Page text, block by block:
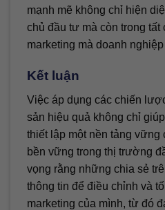
mạnh mẽ không chỉ hiện
chủ đầu tư mà còn trong tất
marketing mà doanh
Kết luận
Việc áp dụng các chiến
sản hiệu quả không chỉ
thiết lập một nền tảng vững
bền vững trong thị trường
vọng rằng những chia sẻ
thông tin để điều chỉnh và
marketing của mình, từ đó